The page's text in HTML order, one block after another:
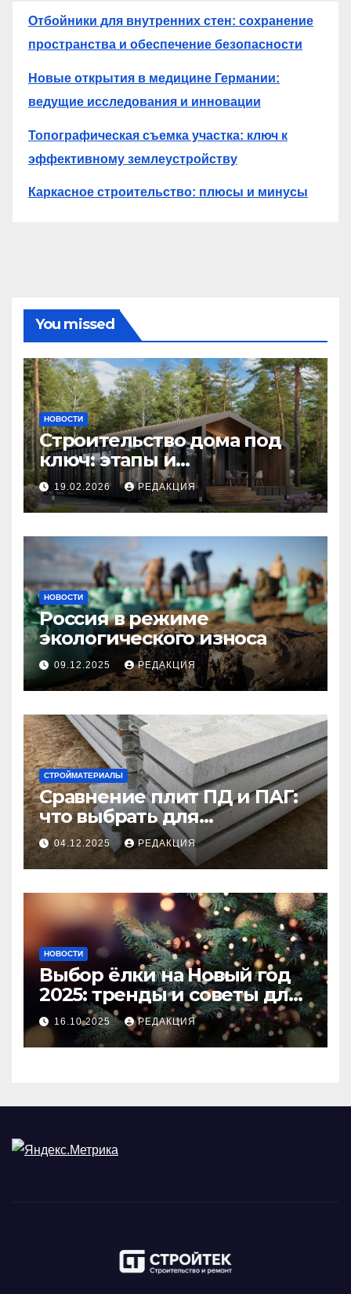
Отбойники для внутренних стен: сохранение
пространства и обеспечение безопасности
Новые открытия в медицине Германии:
ведущие исследования и инновации
Топографическая съемка участка: ключ к
эффективному землеустройству
Каркасное строительство: плюсы и минусы
You missed
НОВОСТИ
Строительство дома под
ключ: этапы и
планирование бюджета
19.02.2026 РЕДАКЦИЯ
НОВОСТИ
Россия в режиме
экологического износа
09.12.2025 РЕДАКЦИЯ
СТРОЙМАТЕРИАЛЫ
Сравнение плит ПД и ПАГ:
что выбрать для
долговечного и прочного
покрытия
04.12.2025 РЕДАКЦИЯ
НОВОСТИ
Выбор ёлки на Новый год
2025: тренды и советы для
идеального праздника
16.10.2025 РЕДАКЦИЯ